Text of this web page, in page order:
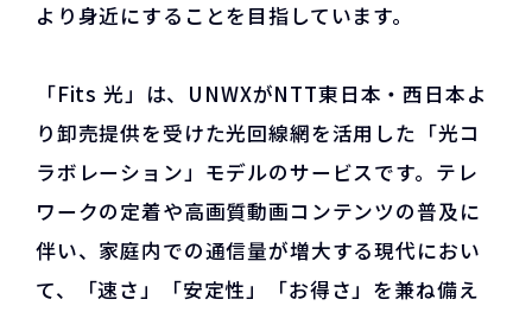
より身近にすることを目指しています。
「Fits 光」は、UNWXがNTT東日本・西日本よ
り卸売提供を受けた光回線網を活用した「光コ
ラボレーション」モデルのサービスです。テレ
ワークの定着や高画質動画コンテンツの普及に
伴い、家庭内での通信量が増大する現代におい
て、「速さ」「安定性」「お得さ」を兼ね備え